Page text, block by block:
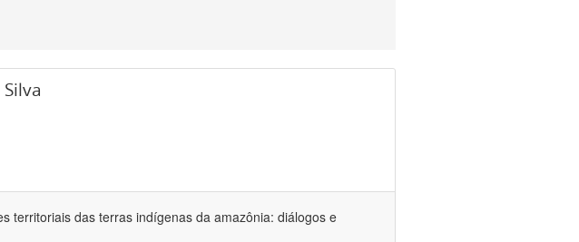
territoriais das terras indígenas da amazônia: diálogos e